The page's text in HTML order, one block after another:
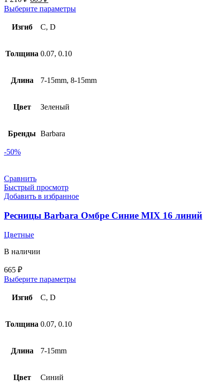
Выберите параметры
Изгиб C, D
Толщина 0.07, 0.10
Длина 7-15mm, 8-15mm
Цвет Зеленый
Бренды Barbara
-50%
Сравнить
Быстрый просмотр
Добавить в избранное
Ресницы Barbara Омбре Cиние MIX 16 линий
Цветные
В наличии
665 ₽
Выберите параметры
Изгиб C, D
Толщина 0.07, 0.10
Длина 7-15mm
Цвет Синий